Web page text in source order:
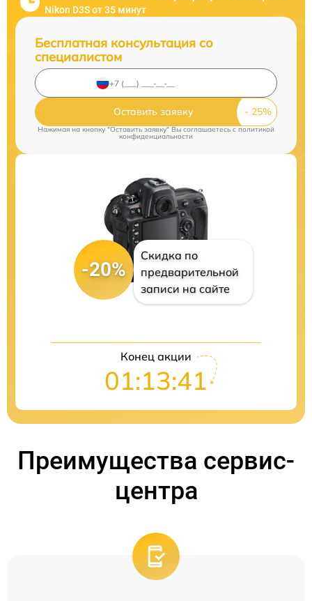
Nikon D3S от 35 минут
Бесплатная консультация со
специалистом
Оставить заявку
Нажимая на кнопку "Оставить заявку" Вы соглашаетесь cполитикой
конфиденциальности
-20%
Скидка по
предварительной
записи на сайте
Конец акции
01:13:40
Преимущества сервис-
центра